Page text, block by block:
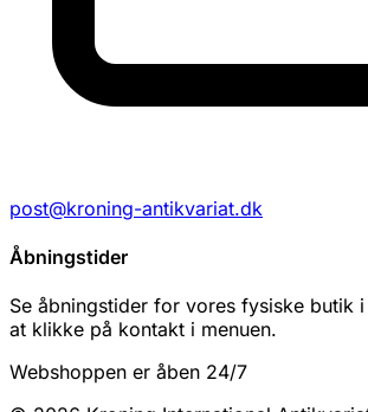
post@kroning-antikvariat.dk
Åbningstider
Se åbningstider for vores fysiske butik
at klikke på kontakt i menuen.
Webshoppen er åben 24/7